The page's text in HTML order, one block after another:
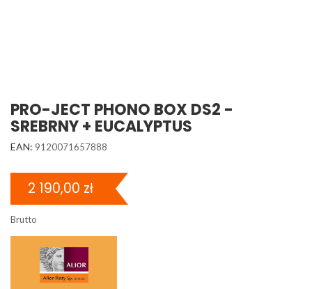
PRO-JECT PHONO BOX DS2 -
SREBRNY + EUCALYPTUS
EAN: 9120071657888
2 190,00 zł
Brutto